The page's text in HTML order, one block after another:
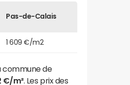
Pas-de-Calais
1 609 €/m2
commune de
€/m². Les prix des